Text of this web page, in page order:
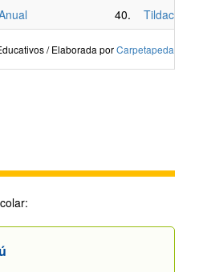
40. Tildación
/ Elaborada por